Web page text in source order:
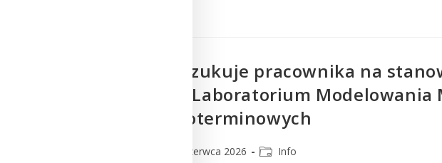
IMGW-PIB poszukuje pracownika na
Osłony Kraju, Laboratorium
Prognoz Długoterminowych
3 czerwca 2026 Info